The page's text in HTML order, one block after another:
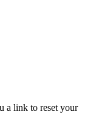
a link to reset your